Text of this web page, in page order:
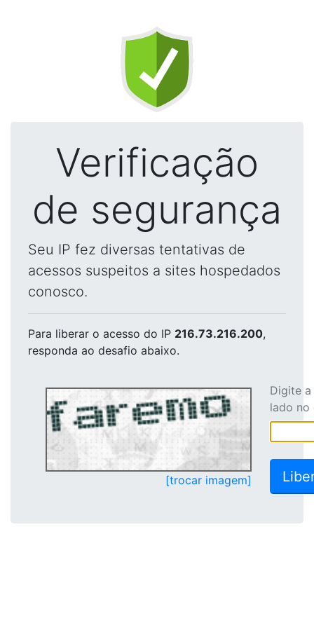
Verificação
de segurança
Seu IP fez diversas tentativas de
acessos suspeitos a sites hospedados
conosco.
Para liberar o acesso do IP 216.73.216.200,
responda ao desafio abaixo.
[trocar imagem]
Digite
lado no